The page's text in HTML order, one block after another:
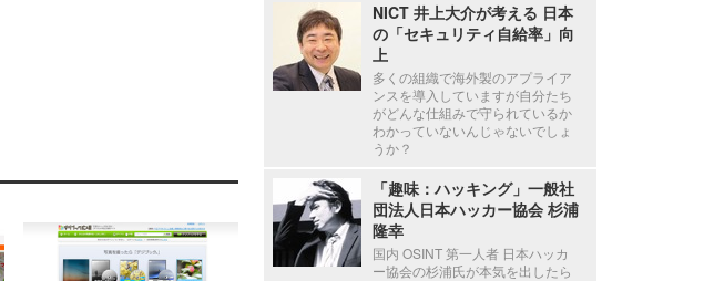
NICT 井上大介が考える 日本
の「セキュリティ自給率」向
上
多くの組織で海外製のアプライア
ンスを導入していますが自分たち
がどんな仕組みで守られているか
わかっていないんじゃないでしょ
うか？
「趣味：ハッキング」一般社
団法人日本ハッカー協会 杉浦
隆幸
国内 OSINT 第一人者 日本ハッカ
ー協会の杉浦氏が本気を出したら